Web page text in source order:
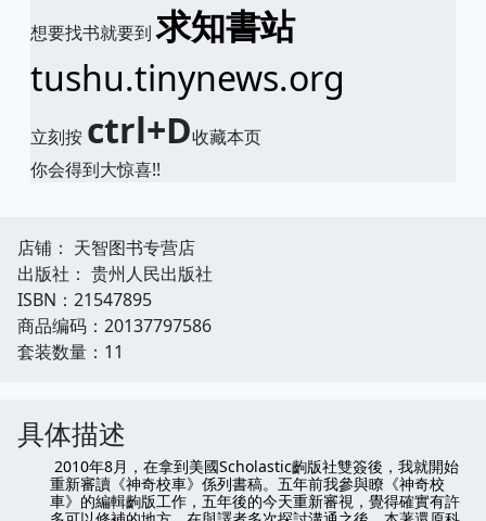
想要找书就要到求知書站
tushu.tinynews.org
立刻按 ctrl+D收藏本页
你会得到大惊喜!!
店铺： 天智图书专营店
出版社： 贵州人民出版社
ISBN：21547895
商品编码：20137797586
套装数量：11
具体描述
2010年8月，在拿到美國Scholastic齣版社雙簽後，我就開始
重新審讀《神奇校車》係列書稿。五年前我參與瞭《神奇校
車》的編輯齣版工作，五年後的今天重新審視，覺得確實有許